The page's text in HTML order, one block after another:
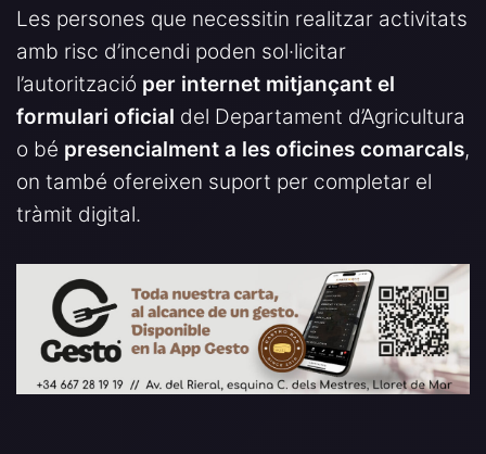
Les persones que necessitin realitzar activitats
amb risc d’incendi poden sol·licitar
l’autorització per internet mitjançant el
formulari oficial del Departament d’Agricultura
o bé presencialment a les oficines comarcals,
on també ofereixen suport per completar el
tràmit digital.